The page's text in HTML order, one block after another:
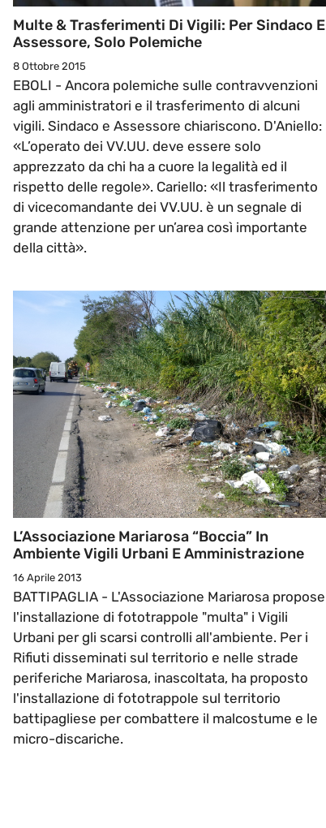
Multe & Trasferimenti Di Vigili: Per Sindaco E
Assessore, Solo Polemiche
8 Ottobre 2015
EBOLI - Ancora polemiche sulle contravvenzioni
agli amministratori e il trasferimento di alcuni
vigili. Sindaco e Assessore chiariscono. D'Aniello:
«L’operato dei VV.UU. deve essere solo
apprezzato da chi ha a cuore la legalità ed il
rispetto delle regole». Cariello: «Il trasferimento
di vicecomandante dei VV.UU. è un segnale di
grande attenzione per un’area così importante
della città».
L’Associazione Mariarosa “Boccia” In
Ambiente Vigili Urbani E Amministrazione
16 Aprile 2013
BATTIPAGLIA - L'Associazione Mariarosa propose
l'installazione di fototrappole "multa" i Vigili
Urbani per gli scarsi controlli all'ambiente. Per i
Rifiuti disseminati sul territorio e nelle strade
periferiche Mariarosa, inascoltata, ha proposto
l'installazione di fototrappole sul territorio
battipagliese per combattere il malcostume e le
micro-discariche.